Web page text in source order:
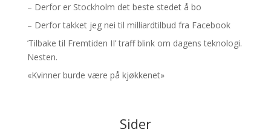
– Derfor er Stockholm det beste stedet å bo
– Derfor takket jeg nei til milliardtilbud fra Facebook
’Tilbake til Fremtiden II’ traff blink om dagens teknologi.
Nesten.
«Kvinner burde være på kjøkkenet»
Sider